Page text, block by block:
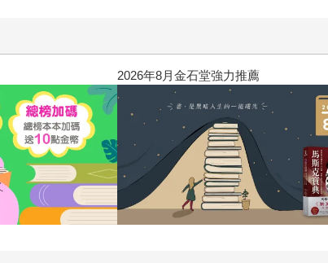
2026年8月金石堂強力推薦